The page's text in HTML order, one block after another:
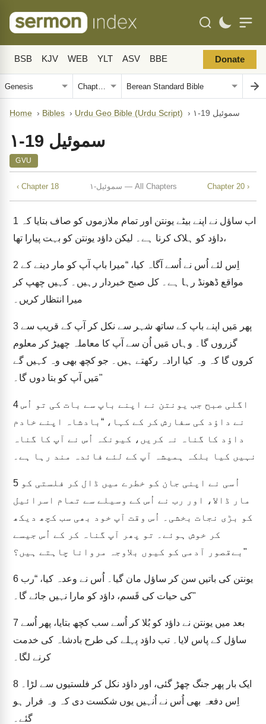
BSB KJV WEB YLT ASV BBE Donate
Home › Bibles › Urdu Geo Bible (Urdu Script) › ۱-سموئیل 19
۱-سموئیل 19
GVU
‹ Chapter 18 ۱-سموئیل — All Chapters Chapter 20 ›
1
داؤد کو ہلاک کرنا ہے۔ لیکن داؤد یونتن کو بہت پیارا تھا،
2
مواقع ڈھونڈ رہا ہے۔ کل صبح خبردار رہیں۔ کہیں چھپ کر
میرا انتظار کریں۔
3
گزروں گا۔ وہاں مَیں اُن سے آپ کا معاملہ چھیڑ کر معلوم
کروں گا کہ وہ کیا ارادہ رکھتے ہیں۔ جو کچھ بھی وہ کہیں گے
مَیں آپ کو بتا دوں گا۔"
4
نے داؤد کی سفارش کر کے کہا، “بادشاہ اپنے خادم
داؤد کا گناہ نہ کریں، کیونکہ اُس نے آپ کا گناہ
نہیں کیا بلکہ ہمیشہ آپ کے لئے فائدہ مند رہا ہے۔
5
مار ڈالا، اور رب نے اُس کے وسیلے سے تمام اسرائیل
کو بڑی نجات بخشی۔ اُس وقت آپ خود بھی سب کچھ دیکھ
کر خوش ہوئے۔ تو پھر آپ گناہ کر کے اُس جیسے
بےقصور آدمی کو کیوں بلاوجہ مروانا چاہتے ہیں؟"
6
کی حیات کی قَسم، داؤد کو مارا نہیں جائے گا۔"
7
ساؤل کے پاس لایا۔ تب داؤد پہلے کی طرح بادشاہ کی خدمت
کرنے لگا۔
8
اِس دفعہ بھی اُس نے اُنہیں یوں شکست دی کہ وہ فرار ہو
گئے۔